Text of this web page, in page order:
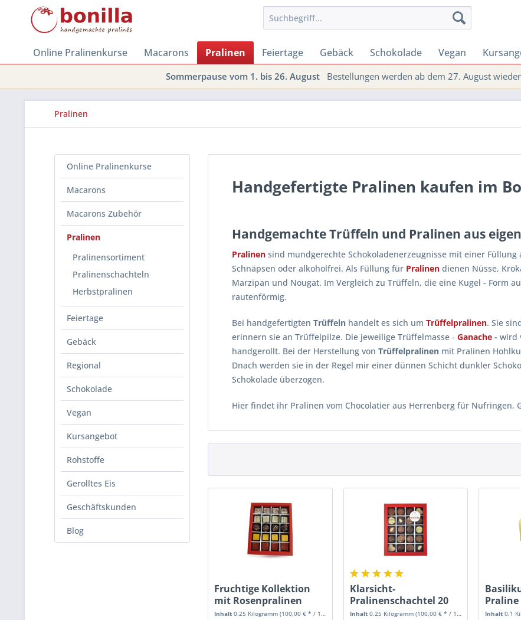
Online Pralinenkurse Macarons Pralinen Feiertage Gebäck Schokolade Vegan
Sommerpause vom 1. bis 26. August Bestellungen werden ab dem 27. August
Pralinen
Online Pralinenkurse
Macarons
Macarons Zubehör
Pralinen
Pralinensortiment
Pralinenschachteln
Herbstpralinen
Feiertage
Gebäck
Regional
Schokolade
Vegan
Kursangebot
Rohstoffe
Gerolltes Eis
Geschäftskunden
Blog
Handgefertigte Pralinen kaufen im
Handgemachte Trüffeln und Pralinen aus
Pralinen sind mundgerechte Schokoladenerzeugnisse mit einer
Schnäpsen oder alkoholfrei. Als Füllung für Pralinen dienen Nüsse,
Marzipan und Nougat. Im Vergleich zu Trüffeln, die eine Kugel - Form
rautenförmig.
Bei handgefertigten Trüffeln handelt es sich um Trüffelpralinen. Sie
erinnern sie an Trüffelpilze. Die jeweilige Trüffelmasse - Ganache - wird
handgerollt. Bei der Herstellung von Trüffelpralinen mit Pralinen
Dnach werden sie in der Regel mir einer dünnen Schicht dunkler
Schokolade überzogen.
Hier findet ihr Pralinen vom Chocolatier aus Herrenberg für Nufringen,
Fruchtige Kollektion
mit Rosenpralinen
Inhalt0.25 Kilogramm(100,00 € * / 1 Kilogramm)
Klarsicht-
Pralinenschachtel 20
Pralinen
Inhalt 0.25 Kilogramm (100,00 € * / 1 Kilogramm)
Praline
Inhalt0.1